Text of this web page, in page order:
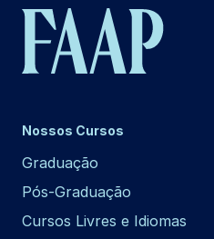
Nossos Cursos
Graduação
Pós-Graduação
Cursos Livres e Idiomas